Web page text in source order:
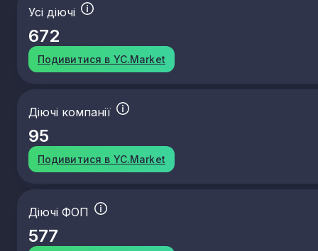
Усі діючі
672
Подивитися в YC.Market
Діючі компанії
95
Подивитися в YC.Market
Діючі ФОП
577